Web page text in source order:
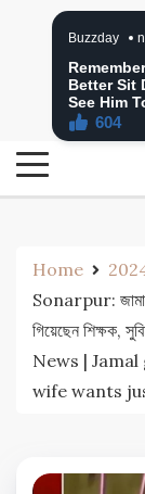
24
24 Ghanta Bengali
Home
Sonarpur: জামাল
গিয়েছেন শিক্ষক,
News |
wife wants